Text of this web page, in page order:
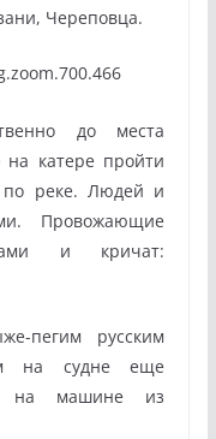
Череповца.
до места
на катере пройти
по реке. Людей и
Провожающие
и кричат:
пегим русским
на судне еще
на машине из